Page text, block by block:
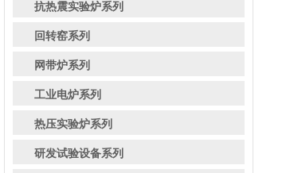
抗热震实验炉系列
回转窑系列
网带炉系列
工业电炉系列
热压实验炉系列
研发试验设备系列